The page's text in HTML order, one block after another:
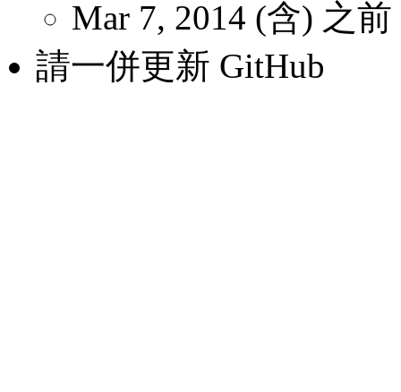
Mar 7, 2014 (含) 之前
請一併更新 GitHub